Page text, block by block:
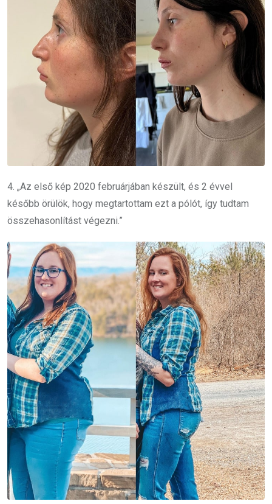
4. „Az első kép 2020 februárjában készült, és 2 évvel
később örülök, hogy megtartottam ezt a pólót, így tudtam
összehasonlítást végezni.”